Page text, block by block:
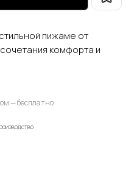
пижаме от
комфорта и
— бесплатно